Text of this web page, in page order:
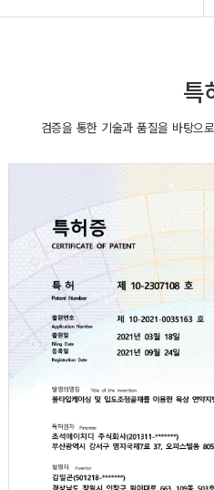
특
검증을 통한 기술과 품질을 바탕으